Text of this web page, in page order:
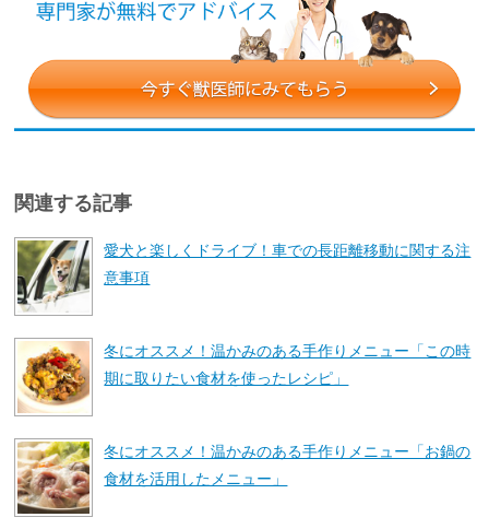
関連する記事
愛犬と楽しくドライブ！車での長距離移動に関する注
意事項
冬にオススメ！温かみのある手作りメニュー「この時
期に取りたい食材を使ったレシピ」
冬にオススメ！温かみのある手作りメニュー「お鍋の
食材を活用したメニュー」